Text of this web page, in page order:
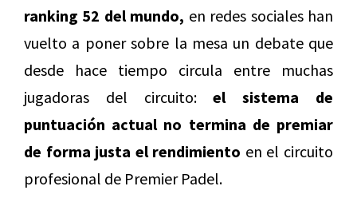
ranking 52 del mundo, en redes sociales han
vuelto a poner sobre la mesa un debate que
desde hace tiempo circula entre muchas
jugadoras del circuito:el sistema de
puntuación actual no termina de premiar
de forma justa el rendimiento en el circuito
profesional de Premier Padel.